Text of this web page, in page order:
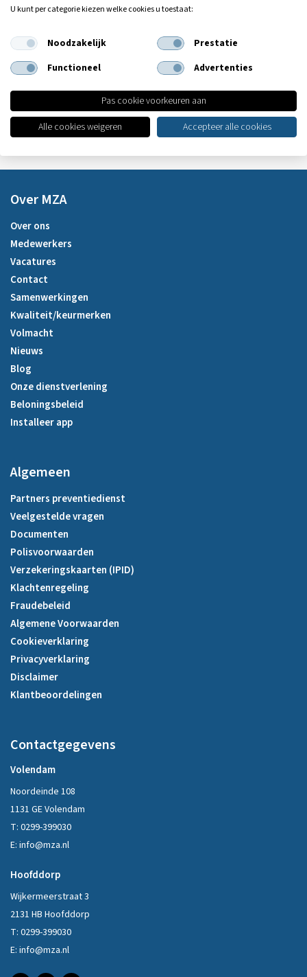
Wijkermeerstraat 3
2131 HB Hoofddorp
Over MZA
Over ons
Medewerkers
Vacatures
Contact
Samenwerkingen
Kwaliteit/keurmerken
Volmacht
Nieuws
Blog
Onze dienstverlening
Beloningsbeleid
Installeer app
Algemeen
Partners preventiedienst
Veelgestelde vragen
Documenten
Polisvoorwaarden
Verzekeringskaarten (IPID)
Klachtenregeling
Fraudebeleid
Algemene Voorwaarden
Cookieverklaring
Privacyverklaring
Disclaimer
Klantbeoordelingen
Contactgegevens
Volendam
Noordeinde 108
1131 GE Volendam
T: 0299-399030
E: info@mza.nl
Hoofddorp
Wijkermeerstraat 3
2131 HB Hoofddorp
T: 0299-399030
E: info@mza.nl
U kunt per categorie kiezen welke cookies u toestaat:
Noodzakelijk
Prestatie
Functioneel
Advertenties
Pas cookie voorkeuren aan
Alle cookies weigeren
Accepteer alle cookies